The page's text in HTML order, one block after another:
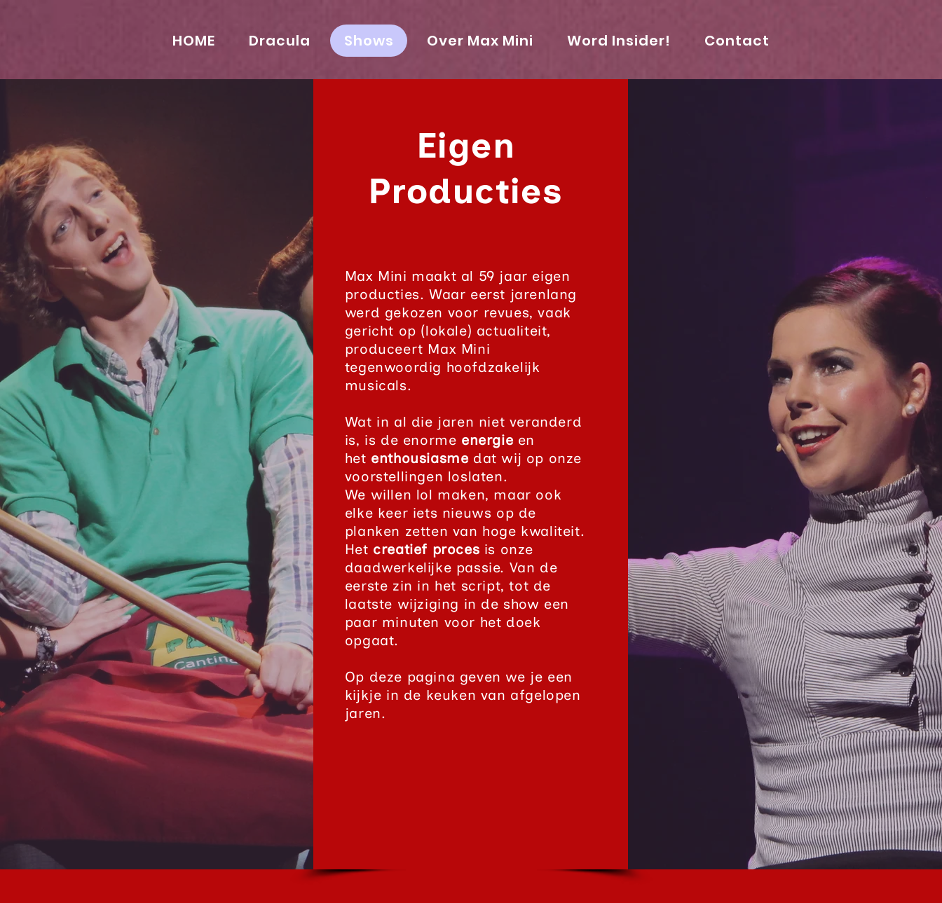
HOME Dracula Shows Over Max Mini Word Insider! Contact
Eigen
Producties
Max Mini maakt al 59 jaar eigen
producties. Waar eerst jarenlang
werd gekozen voor revues, vaak
gericht op (lokale) actualiteit,
produceert Max Mini
tegenwoordig hoofdzakelijk
musicals.
Wat in al die jaren niet veranderd
is, is de enorme energieen
het enthousiasmedat wij op onze
voorstellingen loslaten.
We willen lol maken, maar ook
elke keer iets nieuws op de
planken zetten van hoge kwaliteit.
Het creatief proces is onze
daadwerkelijke passie. Van de
eerste zin in het script, tot de
laatste wijziging in de show een
paar minuten voor het doek
opgaat.
Op deze pagina geven we je een
kijkje in de keuken van afgelopen
jaren.